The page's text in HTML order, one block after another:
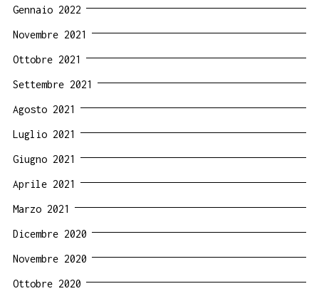
Gennaio 2022
Novembre 2021
Ottobre 2021
Settembre 2021
Agosto 2021
Luglio 2021
Giugno 2021
Aprile 2021
Marzo 2021
Dicembre 2020
Novembre 2020
Ottobre 2020